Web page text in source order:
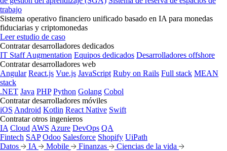
trabajo
Sistema operativo financiero unificado basado en IA para monedas
fiduciarias y criptomonedas
Leer estudio de caso
Contratar desarrolladores dedicados
IT Staff Augmentation Equipos dedicados Desarrolladores offshore
Contratar desarrolladores web
Angular React.js Vue.js JavaScript Ruby on Rails Full stack MEAN
stack
.NET Java PHP Python Golang Cobol
Contratar desarrolladores móviles
iOS Android Kotlin React Native Swift
Contratar otros ingenieros
IA Cloud AWS Azure DevOps QA
Fintech SAP Odoo Salesforce Shopify UiPath
Datos
IA Mobile Finanzas Ciencias de la vida